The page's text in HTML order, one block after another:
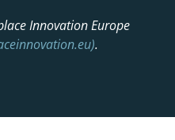
Innovation Europe
.